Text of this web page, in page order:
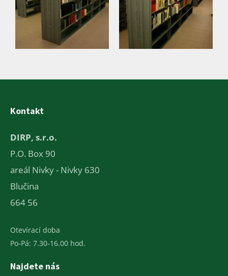
Kontakt
DIRP, s.r.o.
P.O. Box 90
areál Nivky - Nivky 630
Blučina
664 56
Otevírací doba
Po-Pá: 7.30-16.00 hod.
Najdete nás